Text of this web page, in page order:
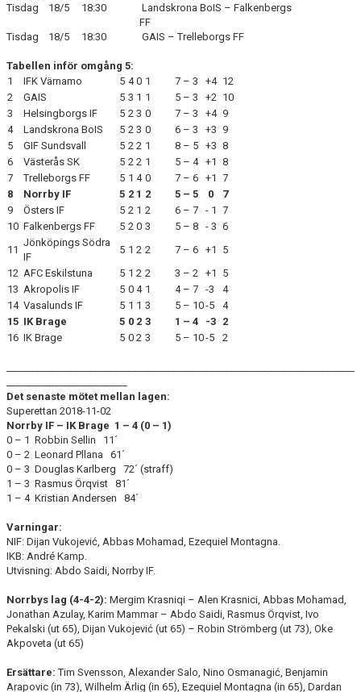
Tisdag 18/5 18:30
Landskrona BoIS – Falkenbergs
FF
Tisdag 18/5 18:30
GAIS – Trelleborgs FF
Tabellen inför omgång 5:
1
IFK Värnamo 5 4 0 1 7 – 3 +4 12
2
GAIS 5 3 1 1 5 – 3 +2 10
3
Helsingborgs IF 5 2 3 0 7 – 3 +4 9
4
Landskrona BoIS 5 2 3 0 6 – 3 +3 9
5
GIF Sundsvall 5 2 2 1 8 – 5 +3 8
6
Västerås SK 5 2 2 1 5 – 4 +1 8
7
Trelleborgs FF 5 1 4 0 7 – 6 +1 7
8
Norrby IF 5 2 1 2 5 – 5 0
7
9
Östers IF 5 2 1 2 6 – 7 - 1 7
10 Falkenbergs FF 5 2 0 3 5 – 8 - 3 6
11
Jönköpings Södra
IF
5 1 2 2 7 – 6 +1
5
12 AFC Eskilstuna 5 1 2 2 3 – 2 +1
5
13 Akropolis IF 5 0 4 1 4 – 7 -3
4
14 Vasalunds IF 5 1 1 3 5 – 10-5
4
15 IK Brage 5 0 2 3 1 – 4 -3 2
16 IK Brage 5 0 2 3 5 – 10-5 2
Det senaste mötet mellan lagen:
Superettan 2018-11-02
Norrby IF – IK Brage 1 – 4 (0 – 1)
0 – 1 Robbin Sellin 11´
0 – 2 Leonard Pllana 61´
0 – 3 Douglas Karlberg 72´ (straff)
1 – 3 Rasmus Örqvist 81´
1 – 4 Kristian Andersen 84´
Varningar:
NIF: Dijan Vukojević, Abbas Mohamad, Ezequiel Montagna.
IKB: André Kamp.
Utvisning: Abdo Saidi, Norrby IF.
Norrbys lag (4-4-2): Mergim Krasniqi – Alen Krasnici, Abbas Mohamad,
Jonathan Azulay, Karim Mammar – Abdo Saidi, Rasmus Örqvist, Ivo
Pekalski (ut 65), Dijan Vukojević (ut 65) – Robin Strömberg (ut 73), Oke
Akpoveta (ut 65)
Ersättare:Tim Svensson, Alexander Salo, Nino Osmanagić, Benjamin
Arapovic (in 73), Wilhelm Ärlig (in 65), Ezequiel Montagna (in 65), Dardan